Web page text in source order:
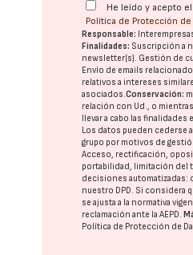
He leído y acepto
Política de Protección de
Responsable:
Finalidades: Suscripción a
newsletter(s). Gestión de
Envío de emails
relativos a intereses
asociados.Conservación:
relación con Ud., o
llevar a cabo las finalidades
Los datos pueden cederse
grupo por motivos de
Acceso, rectificación,
portabilidad, limitación del
decisiones automatizadas:
nuestro DPD. Si considera
se ajusta a la normativa
reclamación ante laAEPD.
Política de Protección de